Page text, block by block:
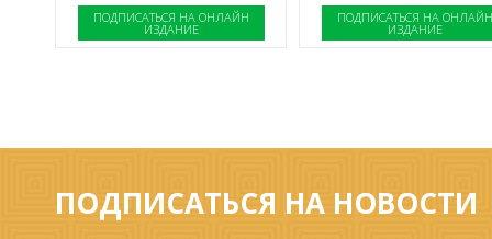
ПОДПИСАТЬСЯ НА ОНЛАЙН
ИЗДАНИЕ
ПОДПИСАТЬСЯ НА
ИЗДАНИЕ
ПОДПИСАТЬСЯ НА НОВОСТИ